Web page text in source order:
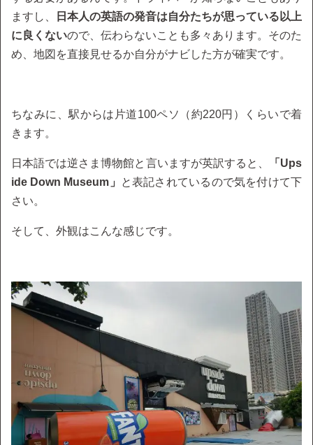
ますし、
日本人の英語の発音は自分たちが思っている以上
に良くないので、伝わらないことも多々あります。そのた
め、地図を直接見せるか自分がナビした方が確実です。
ちなみに、駅からは片道100ペソ（約220円）くらいで着
きます。
日本語では逆さま博物館と言いますが英訳すると、
「Ups
ide Down Museum」
と表記されているので気を付けて下
さい。
そして、外観はこんな感じです。